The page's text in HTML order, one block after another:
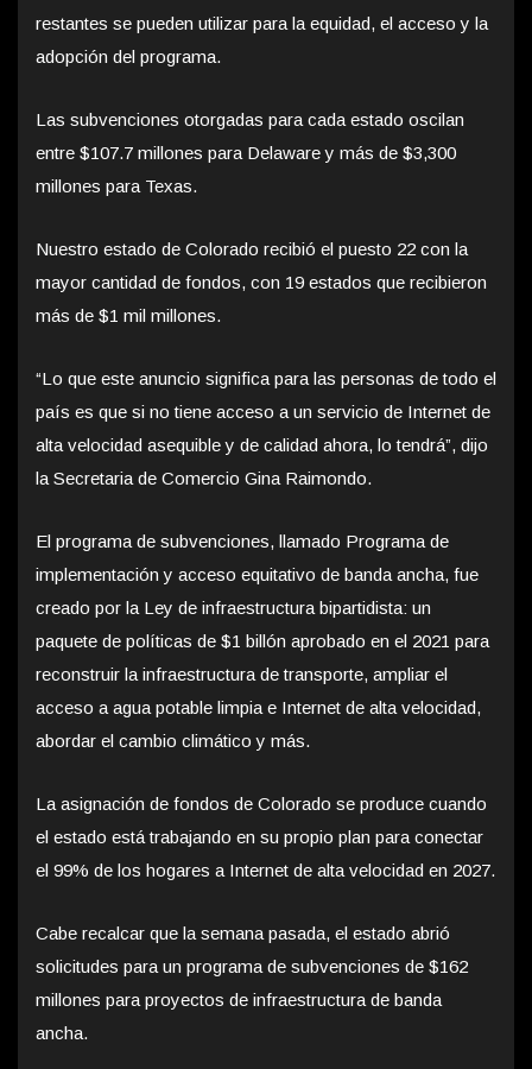
restantes se pueden utilizar para la equidad, el acceso y la
adopción del programa.
Las subvenciones otorgadas para cada estado oscilan
entre $107.7 millones para Delaware y más de $3,300
millones para Texas.
Nuestro estado de Colorado recibió el puesto 22 con la
mayor cantidad de fondos, con 19 estados que recibieron
más de $1 mil millones.
“Lo que este anuncio significa para las personas de todo el
país es que si no tiene acceso a un servicio de Internet de
alta velocidad asequible y de calidad ahora, lo tendrá”, dijo
la Secretaria de Comercio Gina Raimondo.
El programa de subvenciones, llamado Programa de
implementación y acceso equitativo de banda ancha, fue
creado por la Ley de infraestructura bipartidista: un
paquete de políticas de $1 billón aprobado en el 2021 para
reconstruir la infraestructura de transporte, ampliar el
acceso a agua potable limpia e Internet de alta velocidad,
abordar el cambio climático y más.
La asignación de fondos de Colorado se produce cuando
el estado está trabajando en su propio plan para conectar
el 99% de los hogares a Internet de alta velocidad en 2027.
Cabe recalcar que la semana pasada, el estado abrió
solicitudes para un programa de subvenciones de $162
millones para proyectos de infraestructura de banda
ancha.